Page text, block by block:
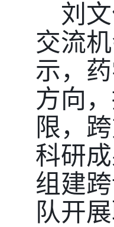
刘
交流
示，
方向
限，
科研
组建
队开